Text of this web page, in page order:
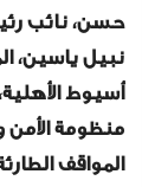
حسن، نائب
نبيل ياسين،
أسيوط
منظومة الأمن
المواقف